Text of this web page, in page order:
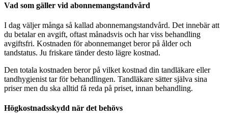
Vad som gäller vid abonnemangstandvård
I dag väljer många så kallad abonnemangstandvård. Det innebär att
du betalar en avgift, oftast månadsvis och har viss behandling
avgiftsfri. Kostnaden för abonnemanget beror på ålder och
tandstatus. Ju friskare tänder desto lägre kostnad.
Den totala kostnaden beror på vilket kostnad din tandläkare eller
tandhygienist tar för behandlingen. Tandläkare sätter själva sina
priser men du ska alltid få reda på priset, innan behandling.
Högkostnadsskydd när det behövs